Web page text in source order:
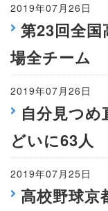
2019年07月26日
第23回全国
場全チーム
2019年07月26日
自分見つ
どいに63人
2019年07月25日
高校野球京